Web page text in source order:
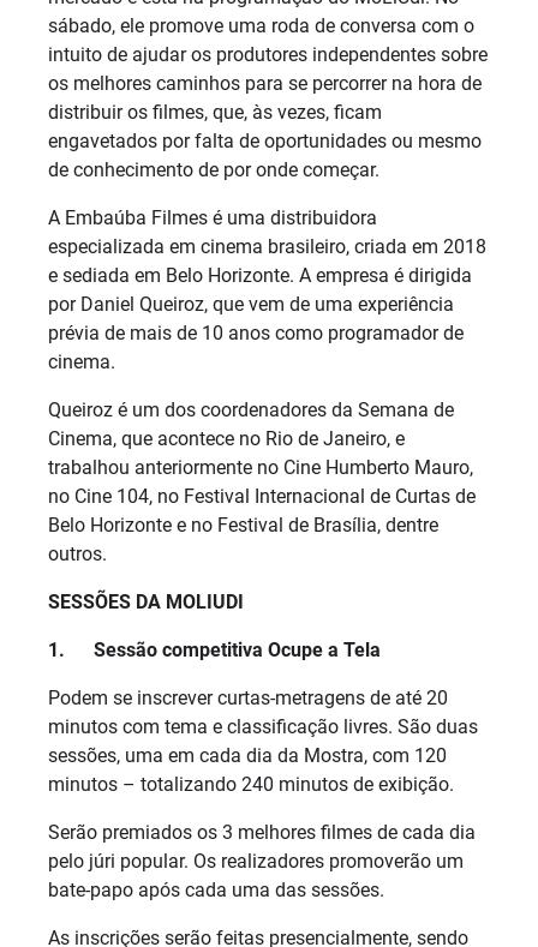
sábado, ele promove uma roda de conversa com o
intuito de ajudar os produtores independentes sobre
os melhores caminhos para se percorrer na hora de
distribuir os filmes, que, às vezes, ficam
engavetados por falta de oportunidades ou mesmo
de conhecimento de por onde começar.
A Embaúba Filmes é uma distribuidora
especializada em cinema brasileiro, criada em 2018
e sediada em Belo Horizonte. A empresa é dirigida
por Daniel Queiroz, que vem de uma experiência
prévia de mais de 10 anos como programador de
cinema.
Queiroz é um dos coordenadores da Semana de
Cinema, que acontece no Rio de Janeiro, e
trabalhou anteriormente no Cine Humberto Mauro,
no Cine 104, no Festival Internacional de Curtas de
Belo Horizonte e no Festival de Brasília, dentre
outros.
SESSÕES DA MOLIUDI
1. Sessão competitiva Ocupe a Tela
Podem se inscrever curtas-metragens de até 20
minutos com tema e classificação livres. São duas
sessões, uma em cada dia da Mostra, com 120
minutos – totalizando 240 minutos de exibição.
Serão premiados os 3 melhores filmes de cada dia
pelo júri popular. Os realizadores promoverão um
bate-papo após cada uma das sessões.
As inscrições serão feitas presencialmente, sendo